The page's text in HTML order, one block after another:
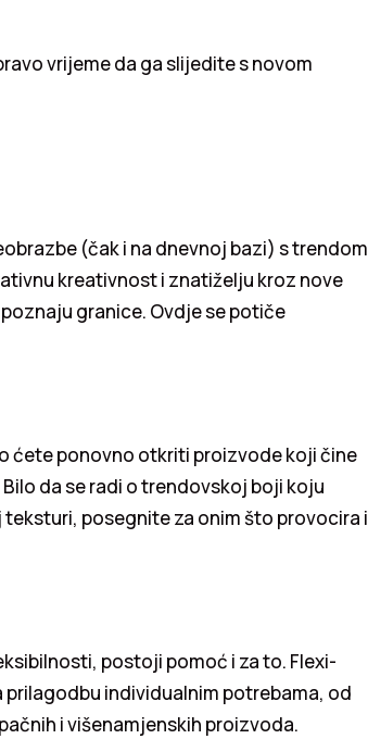
vrijeme da ga slijedite s novom
(čak i na dnevnoj bazi) s trendom
kreativnost i znatiželju kroz nove
granice. Ovdje se potiče
ćete ponovno otkriti proizvode koji čine
da se radi o trendovskoj boji koju
posegnite za onim što provocira i
postoji pomoć i za to. Flexi-
individualnim potrebama, od
i višenamjenskih proizvoda.